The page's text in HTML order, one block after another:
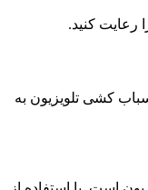
رعایت کنید.
کشی تلویزیون به